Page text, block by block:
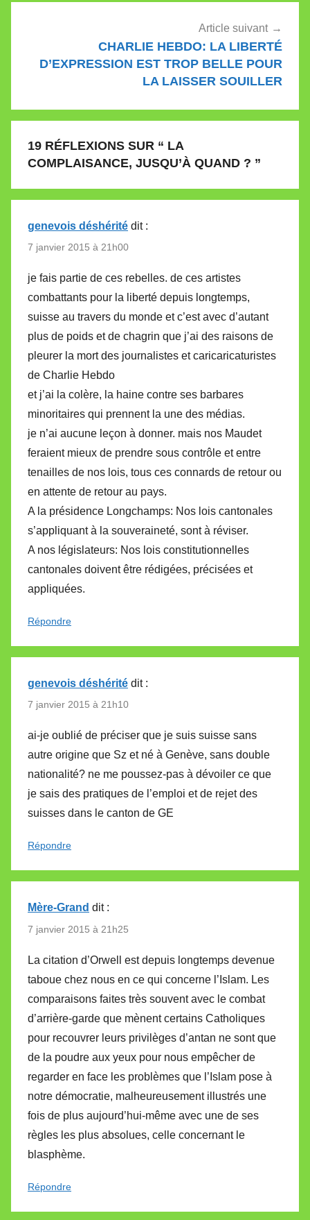
Article suivant
CHARLIE HEBDO: LA LIBERTÉ
D’EXPRESSION EST TROP BELLE POUR
LA LAISSER SOUILLER
19 RÉFLEXIONS SUR “ LA
COMPLAISANCE, JUSQU’À QUAND ? ”
genevois déshérité dit :
7 janvier 2015 à 21h00
je fais partie de ces rebelles. de ces artistes
combattants pour la liberté depuis longtemps,
suisse au travers du monde et c’est avec d’autant
plus de poids et de chagrin que j’ai des raisons de
pleurer la mort des journalistes et caricaricaturistes
de Charlie Hebdo
et j’ai la colère, la haine contre ses barbares
minoritaires qui prennent la une des médias.
je n’ai aucune leçon à donner. mais nos Maudet
feraient mieux de prendre sous contrôle et entre
tenailles de nos lois, tous ces connards de retour ou
en attente de retour au pays.
A la présidence Longchamps: Nos lois cantonales
s’appliquant à la souveraineté, sont à réviser.
A nos législateurs: Nos lois constitutionnelles
cantonales doivent être rédigées, précisées et
appliquées.
Répondre
genevois déshérité dit :
7 janvier 2015 à 21h10
ai-je oublié de préciser que je suis suisse sans
autre origine que Sz et né à Genève, sans double
nationalité? ne me poussez-pas à dévoiler ce que
je sais des pratiques de l’emploi et de rejet des
suisses dans le canton de GE
Répondre
Mère-Grand dit :
7 janvier 2015 à 21h25
La citation d’Orwell est depuis longtemps devenue
taboue chez nous en ce qui concerne l’Islam. Les
comparaisons faites très souvent avec le combat
d’arrière-garde que mènent certains Catholiques
pour recouvrer leurs privilèges d’antan ne sont que
de la poudre aux yeux pour nous empêcher de
regarder en face les problèmes que l’Islam pose à
notre démocratie, malheureusement illustrés une
fois de plus aujourd’hui-même avec une de ses
règles les plus absolues, celle concernant le
blasphème.
Répondre